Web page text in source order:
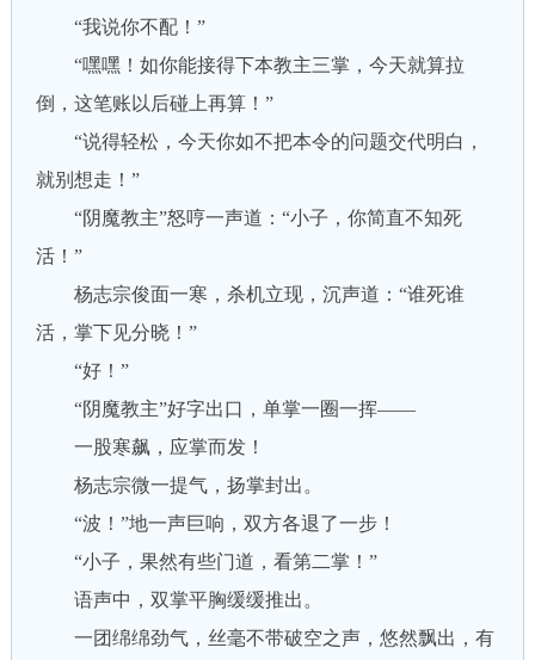
“我说你不配！”
“嘿嘿！如你能接得下本教主三掌，今天就算拉
倒，这笔账以后碰上再算！”
“说得轻松，今天你如不把本令的问题交代明白，
就别想走！”
“阴魔教主”怒哼一声道：“小子，你简直不知死
活！”
杨志宗俊面一寒，杀机立现，沉声道：“谁死谁
活，掌下见分晓！”
“好！”
“阴魔教主”好字出口，单掌一圈一挥——
一股寒飙，应掌而发！
杨志宗微一提气，扬掌封出。
“波！”地一声巨响，双方各退了一步！
“小子，果然有些门道，看第二掌！”
语声中，双掌平胸缓缓推出。
一团绵绵劲气，丝毫不带破空之声，悠然飘出，有